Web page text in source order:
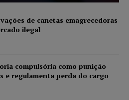
de canetas emagrecedoras
ilegal
compulsória como punição
e regulamenta perda do cargo